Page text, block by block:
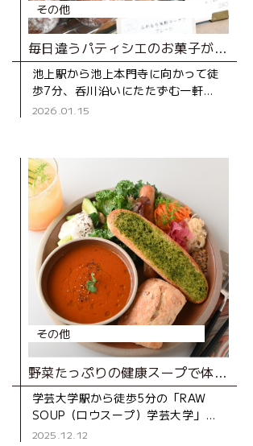
その他
毎日違うパティシエのお菓子が味わえるカフェ＆ショップ
池上駅から池上本門寺に向かって徒
歩7分、呑川沿いにたたずむ一軒家
の「ノミガワスイーツ」。「みんな
2026.01.15
その他
野菜たっぷりの健康スープで体を芯からホカホカに
学芸大学駅から徒歩5分の「RAW
SOUP（ロウスープ）学芸大学」。
“心身の健康のために、質の良い食
2025.12.12